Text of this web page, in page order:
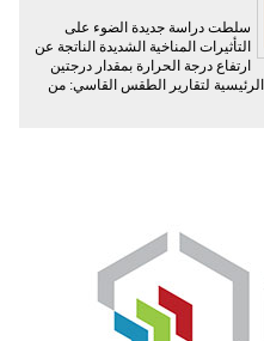
سلطت دراسة جديدة الضوء على
التأثيرات المناخية الشديدة الناتجة عن
ارتفاع درجة الحرارة بمقدار درجتين
لتقارير الطقس القاسي: من